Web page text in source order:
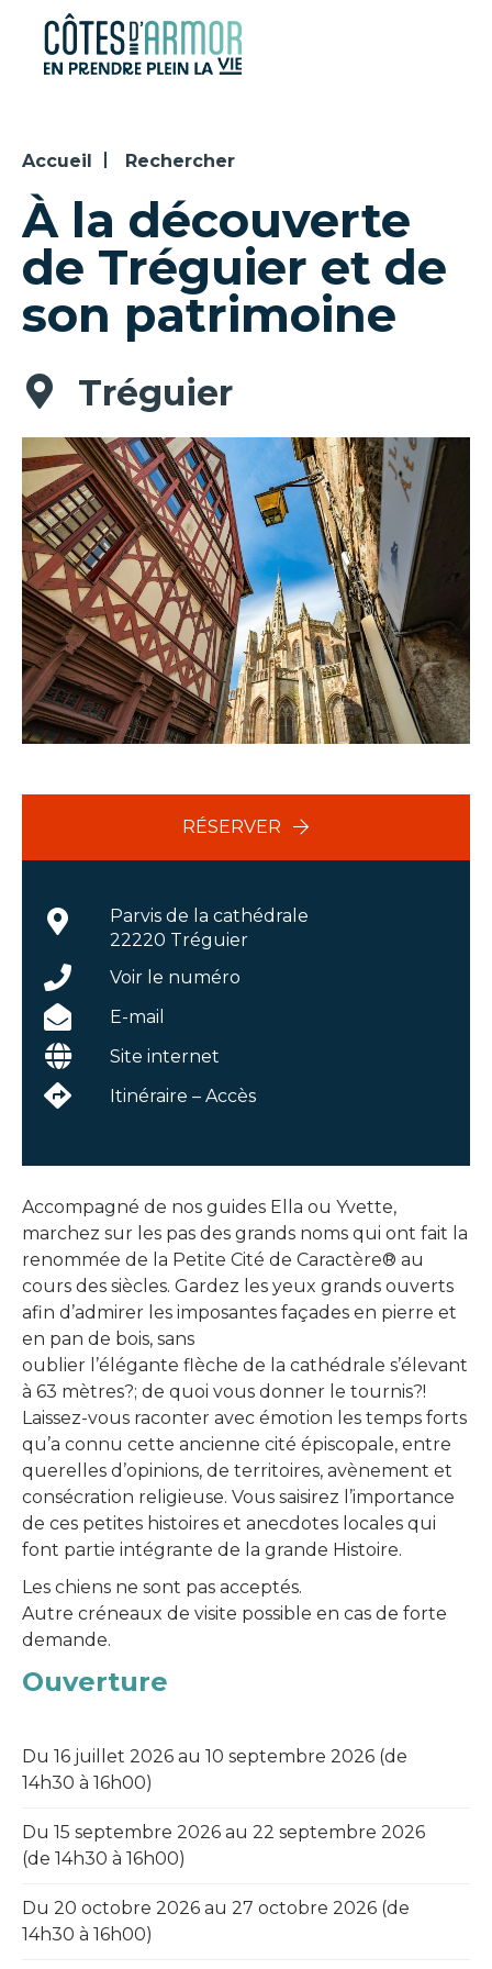
Panneau de gestion des cookies
Accueil Rechercher
À la découverte
de Tréguier et de
son patrimoine
Tréguier
Accompagné de nos guides Ella ou Yvette,
marchez sur les pas des grands noms qui ont fait la
renommée de la Petite Cité de Caractère® au
cours des siècles. Gardez les yeux grands ouverts
afin d’admirer les imposantes façades en pierre et
en pan de bois, sans
oublier l’élégante flèche de la cathédrale s’élevant
à 63 mètres?; de quoi vous donner le tournis?!
Laissez-vous raconter avec émotion les temps forts
qu’a connu cette ancienne cité épiscopale, entre
querelles d’opinions, de territoires, avènement et
consécration religieuse. Vous saisirez l’importance
de ces petites histoires et anecdotes locales qui
font partie intégrante de la grande Histoire.
Les chiens ne sont pas acceptés.
Autre créneaux de visite possible en cas de forte
demande.
Ouverture
Du 16 juillet 2026 au 10 septembre 2026 (de
14h30 à 16h00)
Du 15 septembre 2026 au 22 septembre 2026
(de 14h30 à 16h00)
Du 20 octobre 2026 au 27 octobre 2026 (de
14h30 à 16h00)
RÉSERVER
Parvis de la cathédrale
22220 Tréguier
Voir le numéro
E-mail
Site internet
Itinéraire – Accès